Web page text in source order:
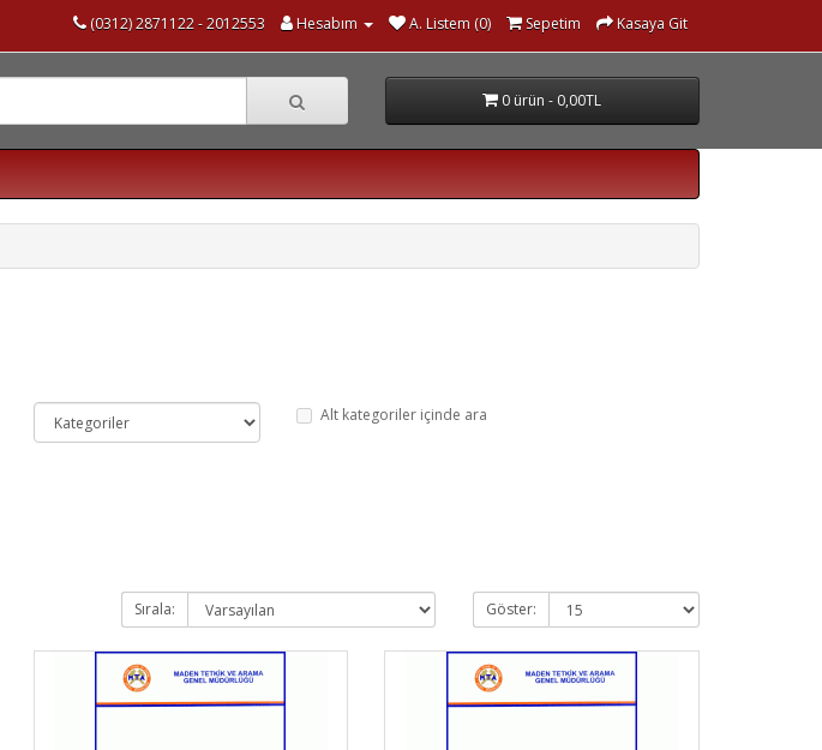
(0312) 2871122 - 2012553 Hesabım A. Listem (0) Sepetim Kasaya Git
0 ürün - 0,00TL
Alt kategoriler içinde ara
Sırala: Göster: